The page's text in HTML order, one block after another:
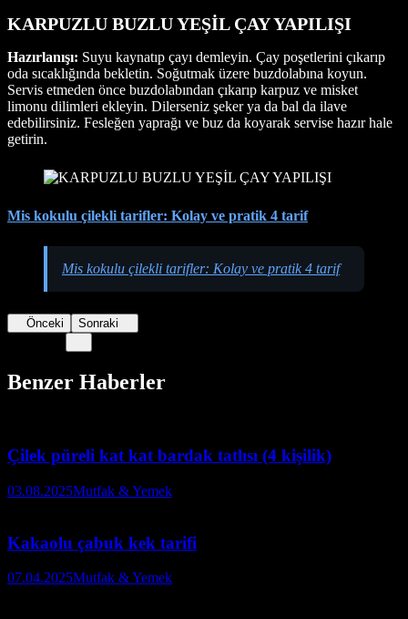
KARPUZLU BUZLU YEŞİL ÇAY YAPILIŞI
Hazırlanışı: Suyu kaynatıp çayı demleyin. Çay poşetlerini çıkarıp
oda sıcaklığında bekletin. Soğutmak üzere buzdolabına koyun.
Servis etmeden önce buzdolabından çıkarıp karpuz ve misket
limonu dilimleri ekleyin. Dilerseniz şeker ya da bal da ilave
edebilirsiniz. Fesleğen yaprağı ve buz da koyarak servise hazır hale
getirin.
Mis kokulu çilekli tarifler: Kolay ve pratik 4 tarif
Mis kokulu çilekli tarifler: Kolay ve pratik 4 tarif
Önceki Sonraki
Benzer Haberler
Çilek püreli kat kat bardak tatlısı (4 kişilik)
03.08.2025Mutfak & Yemek
Kakaolu çabuk kek tarifi
07.04.2025Mutfak & Yemek